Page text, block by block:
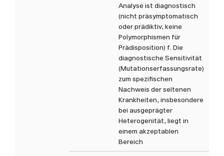
Analyse ist diagnostisch
(nicht präsymptomatisch
oder prädiktiv, keine
Polymorphismen für
Prädisposition) f. Die
diagnostische Sensitivität
(Mutationserfassungsrate)
zum spezifischen
Nachweis der seltenen
Krankheiten, insbesondere
bei ausgeprägter
Heterogenität, liegt in
einem akzeptablen
Bereich